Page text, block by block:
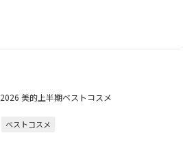
2026 美的上半期ベストコスメ
ベストコスメ